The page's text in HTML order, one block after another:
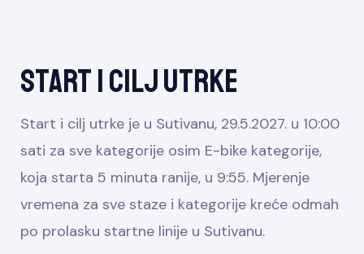
Start i cilj utrke
Start i cilj utrke je u Sutivanu, 29.5.2027. u 10:00
sati za sve kategorije osim E-bike kategorije,
koja starta 5 minuta ranije, u 9:55. Mjerenje
vremena za sve staze i kategorije kreće odmah
po prolasku startne linije u Sutivanu.